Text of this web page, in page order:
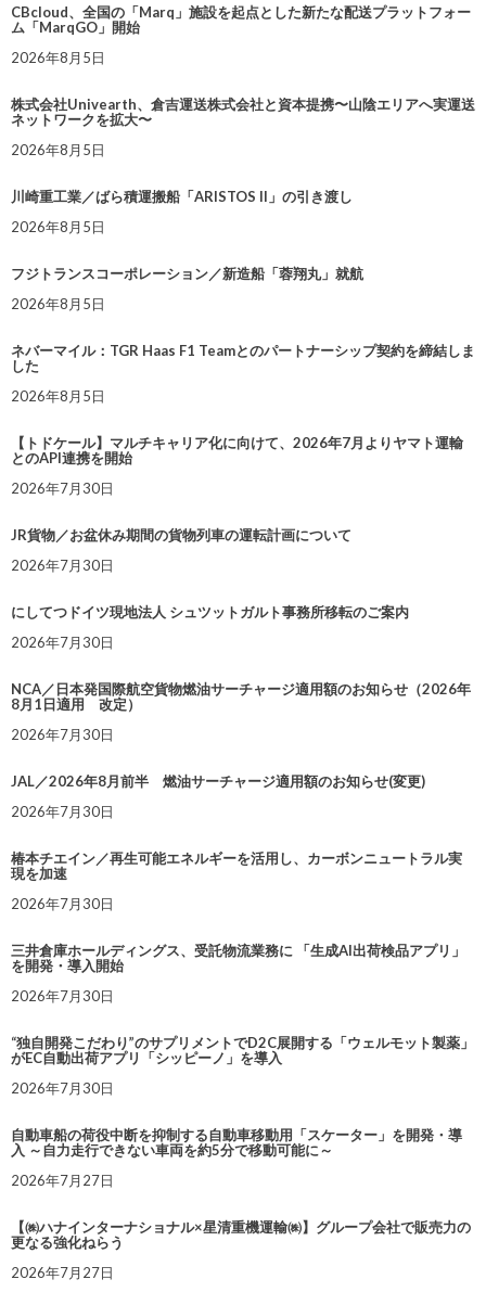
CBcloud、全国の「Marq」施設を起点とした新たな配送プラットフォー
ム「MarqGO」開始
2026年8月5日
株式会社Univearth、倉吉運送株式会社と資本提携〜山陰エリアへ実運送
ネットワークを拡大〜
2026年8月5日
川崎重工業／ばら積運搬船「ARISTOS II」の引き渡し
2026年8月5日
フジトランスコーポレーション／新造船「蓉翔丸」就航
2026年8月5日
ネバーマイル：TGR Haas F1 Teamとのパートナーシップ契約を締結しま
した
2026年8月5日
【トドケール】マルチキャリア化に向けて、2026年7月よりヤマト運輸
とのAPI連携を開始
2026年7月30日
JR貨物／お盆休み期間の貨物列車の運転計画について
2026年7月30日
にしてつドイツ現地法人 シュツットガルト事務所移転のご案内
2026年7月30日
NCA／日本発国際航空貨物燃油サーチャージ適用額のお知らせ（2026年
8月1日適用 改定）
2026年7月30日
JAL／2026年8月前半 燃油サーチャージ適用額のお知らせ(変更)
2026年7月30日
椿本チエイン／再生可能エネルギーを活用し、カーボンニュートラル実
現を加速
2026年7月30日
三井倉庫ホールディングス、受託物流業務に 「生成AI出荷検品アプリ」
を開発・導入開始
2026年7月30日
“独自開発こだわり”のサプリメントでD2C展開する「ウェルモット製薬」
がEC自動出荷アプリ「シッピーノ」を導入
2026年7月30日
自動車船の荷役中断を抑制する自動車移動用「スケーター」を開発・導
入 ～自力走行できない車両を約5分で移動可能に～
2026年7月27日
【㈱ハナインターナショナル×星清重機運輸㈱】グループ会社で販売力の
更なる強化ねらう
2026年7月27日